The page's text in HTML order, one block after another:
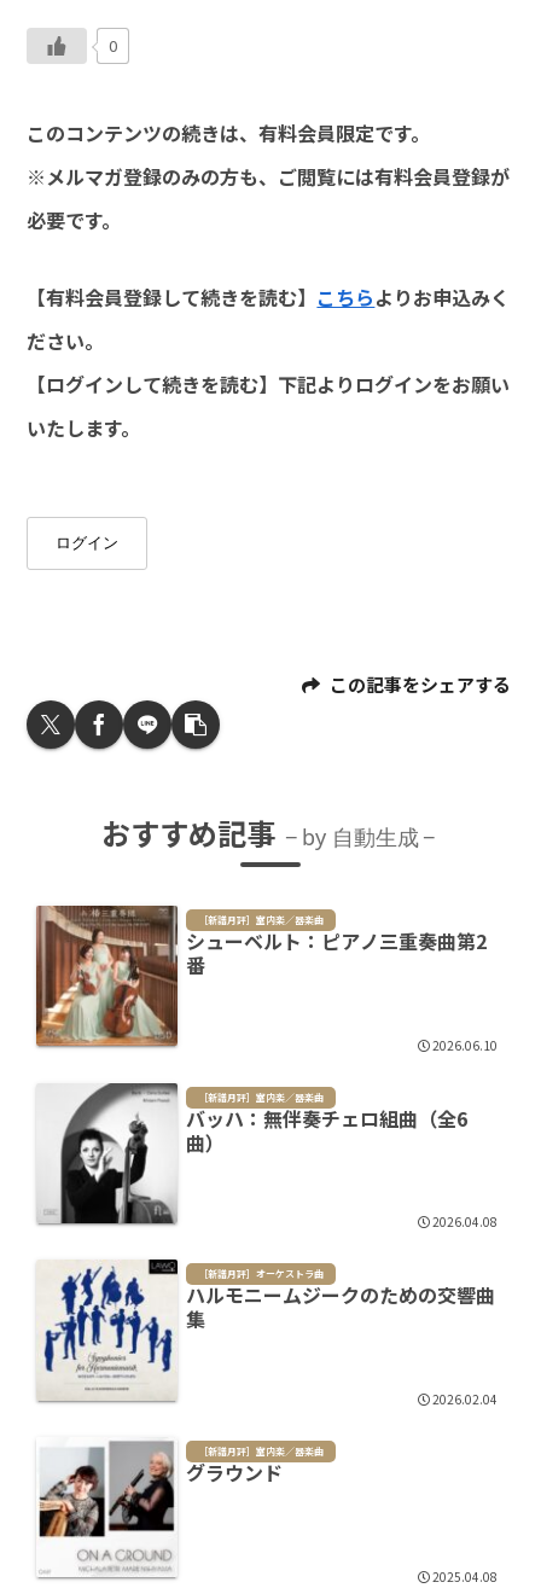
0
このコンテンツの続きは、有料会員限定です。
※メルマガ登録のみの方も、ご閲覧には有料会員登録が
必要です。
【有料会員登録して続きを読む】 こちらよりお申込みく
ださい。
【ログインして続きを読む】下記よりログインをお願い
いたします。
ログイン
この記事をシェアする
おすすめ記事 by 自動生成
［新譜月評］室内楽／器楽曲
シューベルト：ピアノ三重奏曲第2
番
2026.06.10
［新譜月評］室内楽／器楽曲
バッハ：無伴奏チェロ組曲（全6
曲）
2026.04.08
［新譜月評］オーケストラ曲
ハルモニームジークのための交響曲
集
2026.02.04
［新譜月評］室内楽／器楽曲
グラウンド
2025.04.08